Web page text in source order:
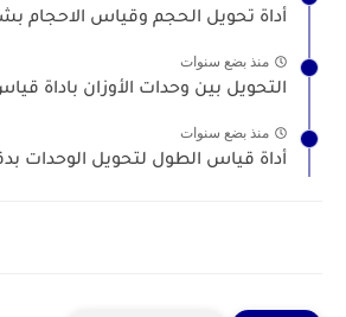
أداة تحويل الحجم وقياس الاحجام
منذ بضع سنوات
التحويل بين وحدات الأوزان باداة
منذ بضع سنوات
أداة قياس الطول لتحويل الوحدات